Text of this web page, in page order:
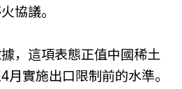
協議。
，這項表態正值中國稀土
實施出口限制前的水準。